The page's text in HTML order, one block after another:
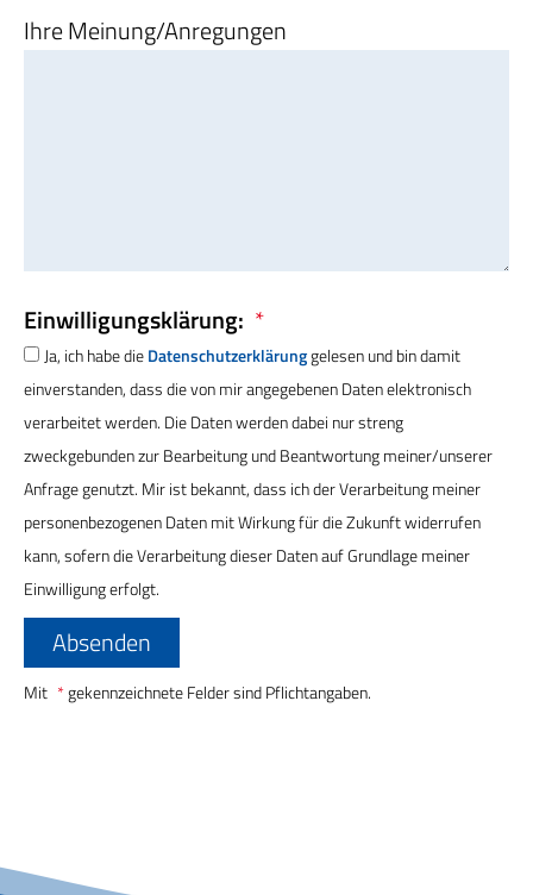
Ihre Meinung/Anregungen
Einwilligungsklärung: *
Ja, ich habe dieDatenschutzerklärunggelesen und bin damit
einverstanden, dass die von mir angegebenen Daten elektronisch
verarbeitet werden. Die Daten werden dabei nur streng
zweckgebunden zur Bearbeitung und Beantwortung meiner/unserer
Anfrage genutzt. Mir ist bekannt, dass ich der Verarbeitung meiner
personenbezogenen Daten mit Wirkung für die Zukunft widerrufen
kann, sofern die Verarbeitung dieser Daten auf Grundlage meiner
Einwilligung erfolgt.
Absenden
Mit *gekennzeichnete Felder sind Pflichtangaben.